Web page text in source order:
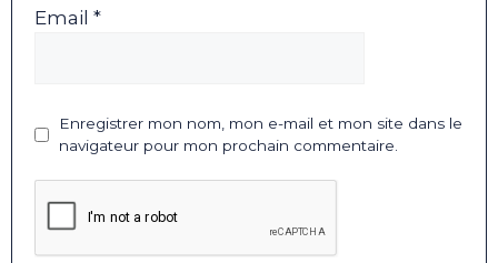
Email *
Enregistrer mon nom, mon e-mail et mon site dans le
navigateur pour mon prochain commentaire.